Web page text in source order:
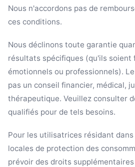
Nous n'accordons pas de
ces conditions.
Nous déclinons toute garantie
résultats spécifiques (qu'ils soient
émotionnels ou professionnels).
pas un conseil financier, médical,
thérapeutique. Veuillez consulter
qualifiés pour de tels besoins.
Pour les utilisatrices résidant dans
locales de protection des
prévoir des droits